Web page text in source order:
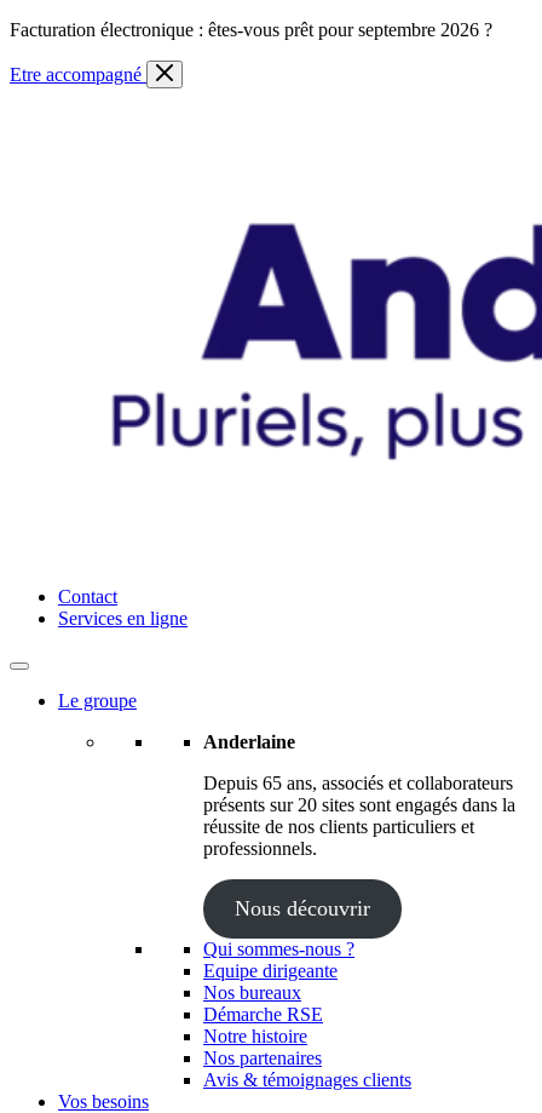
Skip
content
Facturation électronique : êtes-vous prêt pour septembre 2026 ?
Etre accompagné
Anderlaine | Conseil – Expert comptable – Avocat – Audit
Contact
Services en ligne
Le groupe
Anderlaine
Depuis 65 ans, associés et collaborateurs
présents sur 20 sites sont engagés dans la
réussite de nos clients particuliers et
professionnels.
Nous découvrir
Qui sommes-nous ?
Equipe dirigeante
Nos bureaux
Démarche RSE
Notre histoire
Nos partenaires
Avis & témoignages clients
Vos besoins